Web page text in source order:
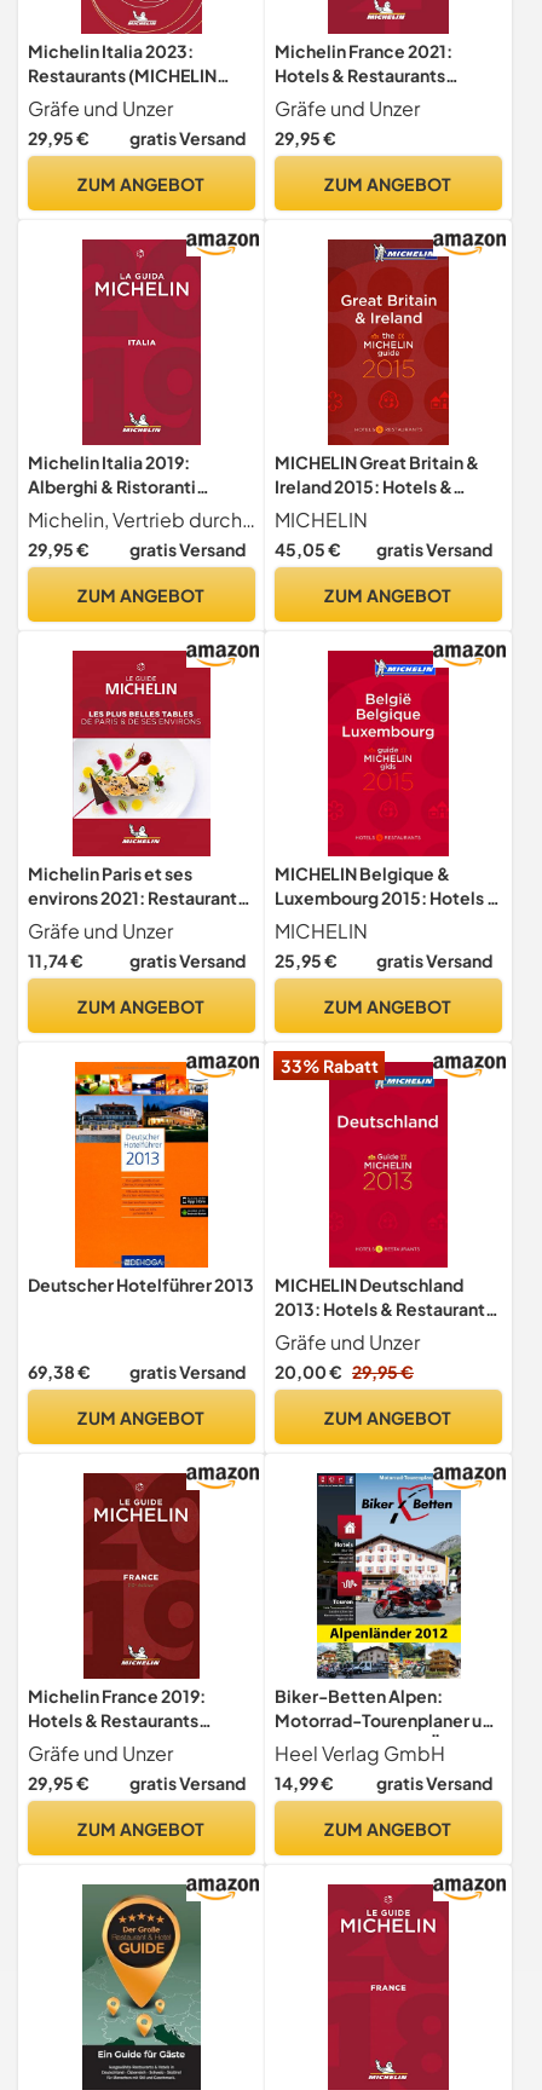
Michelin Italia 2023:
Restaurants (MICHELIN
Hotelführer Deutschland)
Taschenbuch – 8.
Dezember 2022
Gräfe und Unzer
29,95 € gratis Versand
ZUM ANGEBOT
Michelin France 2021:
Hotels & Restaurants
(MICHELIN Hotelführer)
Gräfe und Unzer
29,95 €
ZUM ANGEBOT
Michelin Italia 2019:
Alberghi & Ristoranti
(MICHELIN Hotelführer)
Michelin, Vertrieb durch TRAVEL HOUSE MEDIA
29,95 € gratis Versand
ZUM ANGEBOT
MICHELIN Great Britain &
Ireland 2015: Hotels &
Restaurants (MICHELIN
Hotelführer)
MICHELIN
45,05 € gratis Versand
ZUM ANGEBOT
Michelin Paris et ses
environs 2021: Restaurants
(MICHELIN Hotelführer)
Gräfe und Unzer
11,74 € gratis Versand
ZUM ANGEBOT
MICHELIN Belgique &
Luxembourg 2015: Hotels &
Restaurants (MICHELIN
Hotelführer)
MICHELIN
25,95 € gratis Versand
ZUM ANGEBOT
Deutscher Hotelführer 2013
69,38 € gratis Versand
ZUM ANGEBOT
33% Rabatt
MICHELIN Deutschland
2013: Hotels & Restaurants
(MICHELIN Hotelführer
Deutschland)
Gräfe und Unzer
20,00 € 29,95 €
ZUM ANGEBOT
Michelin France 2019:
Hotels & Restaurants
(MICHELIN Hotelführer)
Gräfe und Unzer
29,95 € gratis Versand
ZUM ANGEBOT
Biker-Betten Alpen:
Motorrad-Tourenplaner und
Hotelführer Alpen. Über
400 Übernachtungstipps
Heel Verlag GmbH
14,99 € gratis Versand
ZUM ANGEBOT